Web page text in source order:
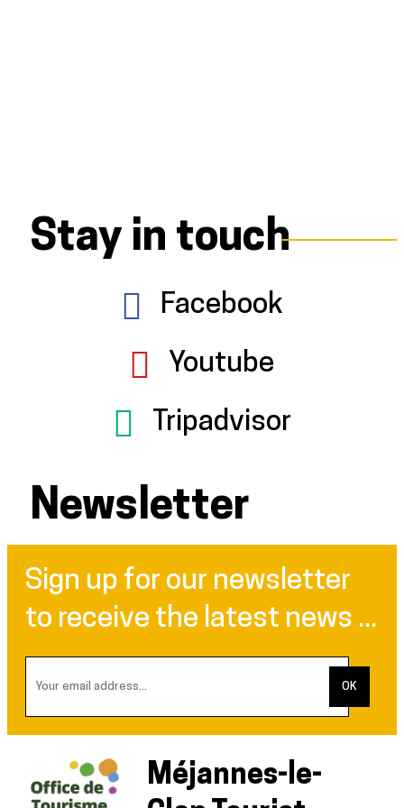
Stay in touch
Facebook
Youtube
Tripadvisor
Newsletter
Sign up for our newsletter
to receive the latest news ...
Méjannes-le-